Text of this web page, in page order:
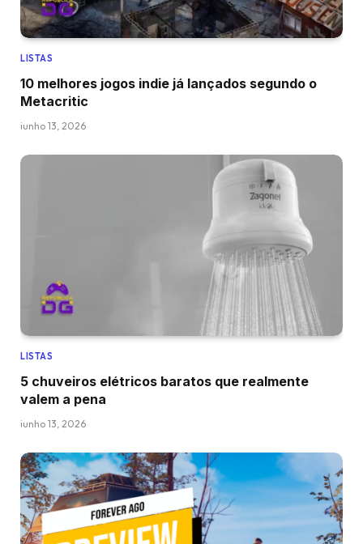
LISTAS
10 melhores jogos indie já lançados segundo o
Metacritic
junho 13, 2026
LISTAS
5 chuveiros elétricos baratos que realmente
valem a pena
junho 13, 2026